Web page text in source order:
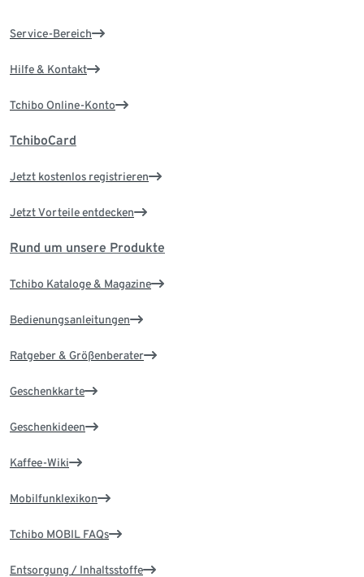
Service-Bereich
Hilfe & Kontakt
Tchibo Online-Konto
TchiboCard
Jetzt kostenlos registrieren
Jetzt Vorteile entdecken
Rund um unsere Produkte
Tchibo Kataloge & Magazine
Bedienungsanleitungen
Ratgeber & Größenberater
Geschenkkarte
Geschenkideen
Kaffee-Wiki
Mobilfunklexikon
Tchibo MOBIL FAQs
Entsorgung / Inhaltsstoffe